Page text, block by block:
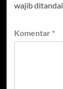
wajib ditandai
Komentar *